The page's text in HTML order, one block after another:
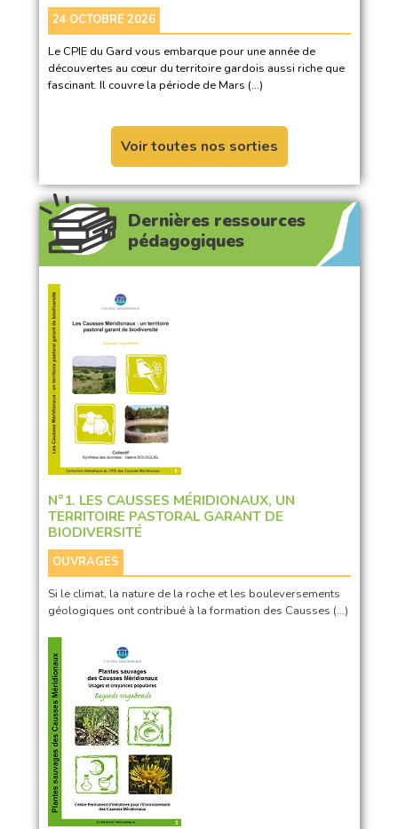
24 OCTOBRE 2026
Le CPIE du Gard vous embarque pour une année de
découvertes au cœur du territoire gardois aussi riche que
fascinant. Il couvre la période de Mars (…)
Voir toutes nos sorties
Dernières ressources
pédagogiques
N°1. LES CAUSSES MÉRIDIONAUX, UN
TERRITOIRE PASTORAL GARANT DE
BIODIVERSITÉ
OUVRAGES
Si le climat, la nature de la roche et les bouleversements
géologiques ont contribué à la formation des Causses (…)